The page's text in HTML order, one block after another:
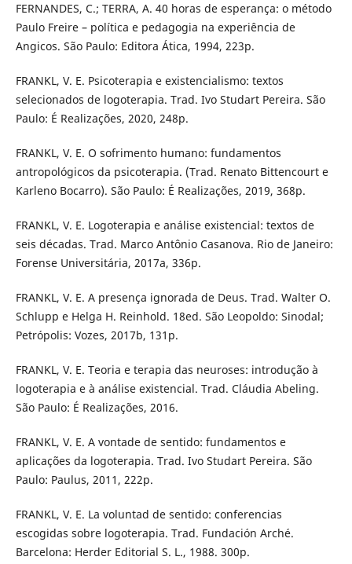
FERNANDES, C.; TERRA, A. 40 horas de esperança: o método
Paulo Freire – política e pedagogia na experiência de
Angicos. São Paulo: Editora Ática, 1994, 223p.
FRANKL, V. E. Psicoterapia e existencialismo: textos
selecionados de logoterapia. Trad. Ivo Studart Pereira. São
Paulo: É Realizações, 2020, 248p.
FRANKL, V. E. O sofrimento humano: fundamentos
antropológicos da psicoterapia. (Trad. Renato Bittencourt e
Karleno Bocarro). São Paulo: É Realizações, 2019, 368p.
FRANKL, V. E. Logoterapia e análise existencial: textos de
seis décadas. Trad. Marco Antônio Casanova. Rio de Janeiro:
Forense Universitária, 2017a, 336p.
FRANKL, V. E. A presença ignorada de Deus. Trad. Walter O.
Schlupp e Helga H. Reinhold. 18ed. São Leopoldo: Sinodal;
Petrópolis: Vozes, 2017b, 131p.
FRANKL, V. E. Teoria e terapia das neuroses: introdução à
logoterapia e à análise existencial. Trad. Cláudia Abeling.
São Paulo: É Realizações, 2016.
FRANKL, V. E. A vontade de sentido: fundamentos e
aplicações da logoterapia. Trad. Ivo Studart Pereira. São
Paulo: Paulus, 2011, 222p.
FRANKL, V. E. La voluntad de sentido: conferencias
escogidas sobre logoterapia. Trad. Fundación Arché.
Barcelona: Herder Editorial S. L., 1988. 300p.